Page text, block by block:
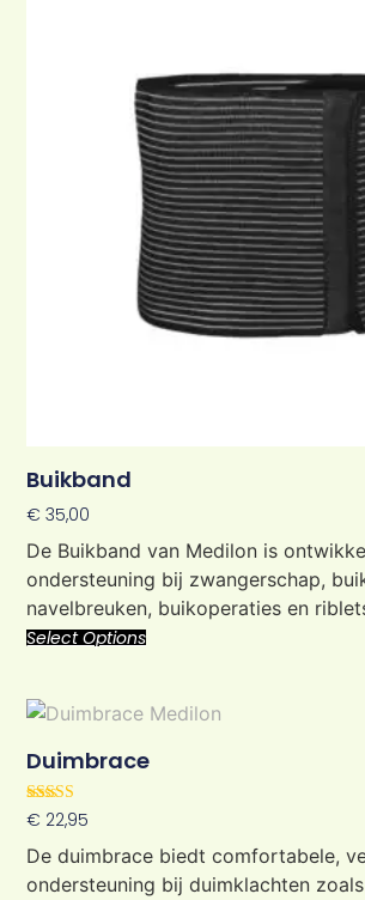
schouderbraces en rugbraces van
Onze braces zijn geschikt voor zowel
dagelijks gebruik en bieden
uiteenlopende klachten en
Buikband
€ 35,00
De Buikband van Medilon is
ondersteuning bij zwangerschap,
navelbreuken, buikoperaties en
Select Options
Duimbrace
Rated
5.00
out of 5
€ 22,95
De duimbrace biedt comfortabele,
ondersteuning bij duimklachten